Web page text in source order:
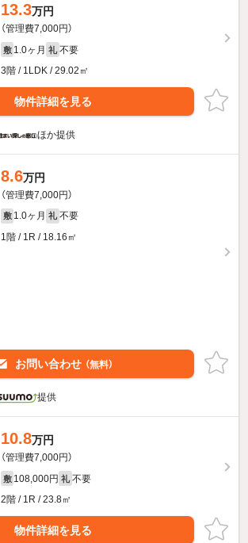
13.3万円
（管理費7,000円）
敷 1.0ヶ月 礼 不要
3階 / 1LDK / 29.02㎡
物件詳細を見る
ほか提供
8.6万円
（管理費7,000円）
敷 1.0ヶ月 礼 不要
1階 / 1R / 18.16㎡
お問い合わせ （無料）
提供
10.8万円
（管理費7,000円）
敷 108,000円 礼 不要
2階 / 1R / 23.8㎡
物件詳細を見る